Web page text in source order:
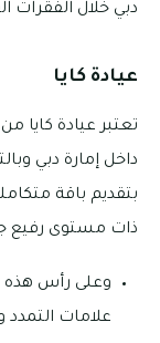
دبي خلال الفقرات
عيادة كايا
تعتبر عيادة كايا
داخل إمارة دبي
بتقديم باقة
ذات مستوى رفيع
وعلى رأس هذه
علامات